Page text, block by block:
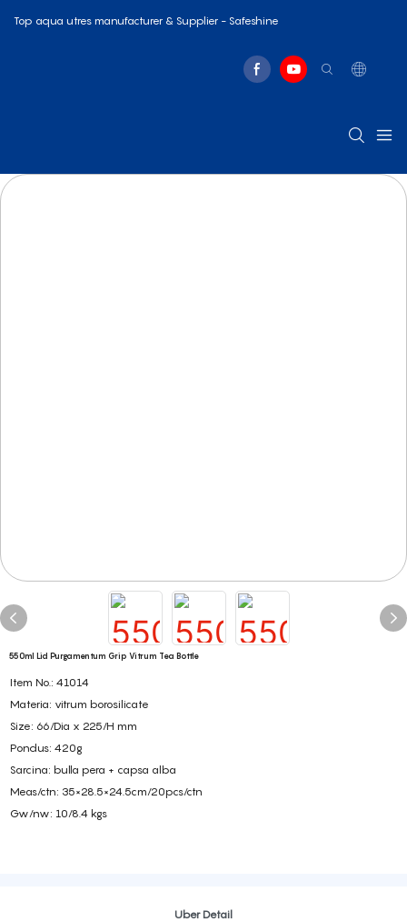
Top aqua utres manufacturer & Supplier - Safeshine
550ml Lid Purgamentum Grip Vitrum Tea Bottle
Item No.: 41014
Materia: vitrum borosilicate
Size: 66/Dia x 225/H mm
Pondus: 420g
Sarcina: bulla pera + capsa alba
Meas/ctn: 35×28.5×24.5cm/20pcs/ctn
Gw/nw: 10/8.4 kgs
Uber Detail